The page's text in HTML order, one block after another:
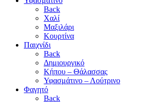
Back
Χαλί
Μαξιλάρι
Κουρτίνα
Παιχνίδι
Back
Δημιουργικό
Κήπου – Θάλασσας
Υφασμάτινο – Λούτρινο
Φαγητό
Back